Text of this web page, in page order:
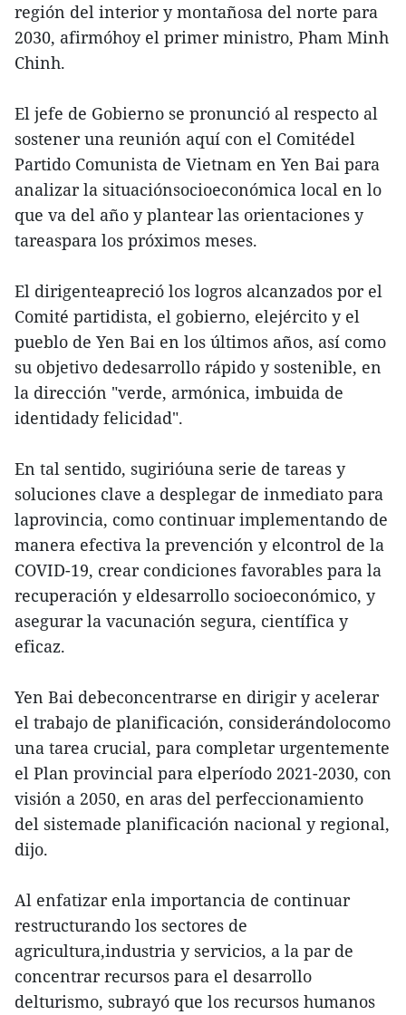
región del interior y montañosa del norte para
2030, afirmóhoy el primer ministro, Pham Minh
Chinh.
El jefe de Gobierno se pronunció al respecto al
sostener una reunión aquí con el Comitédel
Partido Comunista de Vietnam en Yen Bai para
analizar la situaciónsocioeconómica local en lo
que va del año y plantear las orientaciones y
tareaspara los próximos meses.
El dirigenteapreció los logros alcanzados por el
Comité partidista, el gobierno, elejército y el
pueblo de Yen Bai en los últimos años, así como
su objetivo dedesarrollo rápido y sostenible, en
la dirección "verde, armónica, imbuida de
identidady felicidad".
En tal sentido, sugirióuna serie de tareas y
soluciones clave a desplegar de inmediato para
laprovincia, como continuar implementando de
manera efectiva la prevención y elcontrol de la
COVID-19, crear condiciones favorables para la
recuperación y eldesarrollo socioeconómico, y
asegurar la vacunación segura, científica y
eficaz.
Yen Bai debeconcentrarse en dirigir y acelerar
el trabajo de planificación, considerándolocomo
una tarea crucial, para completar urgentemente
el Plan provincial para elperíodo 2021-2030, con
visión a 2050, en aras del perfeccionamiento
del sistemade planificación nacional y regional,
dijo.
Al enfatizar enla importancia de continuar
restructurando los sectores de
agricultura,industria y servicios, a la par de
concentrar recursos para el desarrollo
delturismo, subrayó que los recursos humanos